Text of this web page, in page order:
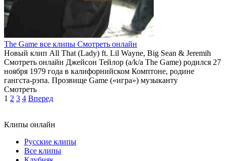
The Game все клипы Смотреть онлайн
Новый клип All That (Lady) ft. Lil Wayne, Big Sean & Jeremih
Смотреть онлайн Джейсон Тейлор (a/k/a The Game) родился 27
ноября 1979 года в калифорнийском Комптоне, родине
гангста-рэпа. Прозвище Game («игра») музыканту
Смотреть
1 2 3 4 Вперед
Клипы онлайн
Русские клипы
Все клипы